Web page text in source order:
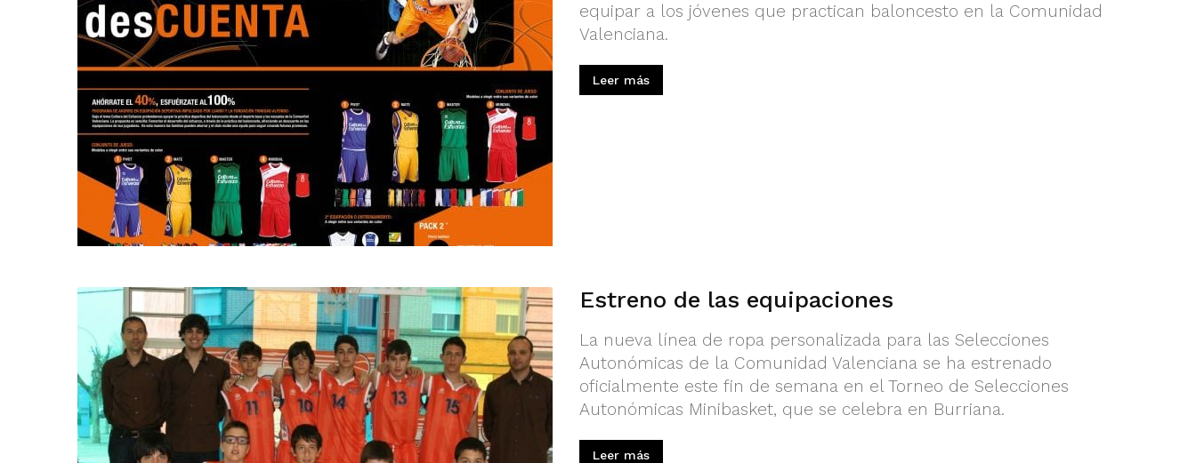
equipar a los jóvenes que practican baloncesto en la Comunidad
Valenciana.
Leer más
Estreno de las equipaciones
La nueva línea de ropa personalizada para las Selecciones
Autonómicas de la Comunidad Valenciana se ha estrenado
oficialmente este fin de semana en el Torneo de Selecciones
Autonómicas Minibasket, que se celebra en Burriana.
Leer más